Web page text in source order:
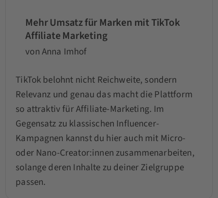
Mehr Umsatz für Marken mit TikTok
Affiliate Marketing
von Anna Imhof
TikTok belohnt nicht Reichweite, sondern
Relevanz und genau das macht die Plattform
so attraktiv für Affiliate-Marketing. Im
Gegensatz zu klassischen Influencer-
Kampagnen kannst du hier auch mit Micro-
oder Nano-Creator:innen zusammenarbeiten,
solange deren Inhalte zu deiner Zielgruppe
passen.